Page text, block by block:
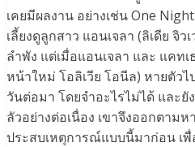
เคยมีผลงาน อย่างเช่น One
เลี้ยงดูลูกสาว แอนเจลา (ลิเดีย จิ
ลำพัง แต่เมื่อแอนเจลา และ แคท
หน้าใหม่ โอลิเวีย โอนีล) หายตัว
วันต่อมา โดยจำอะไรไม่ได้ และ
ลัวอย่างต่อเนื่อง เขาจึงออกตาม
ประสบเหตุการณ์แบบนี้มาก่อน เพื่